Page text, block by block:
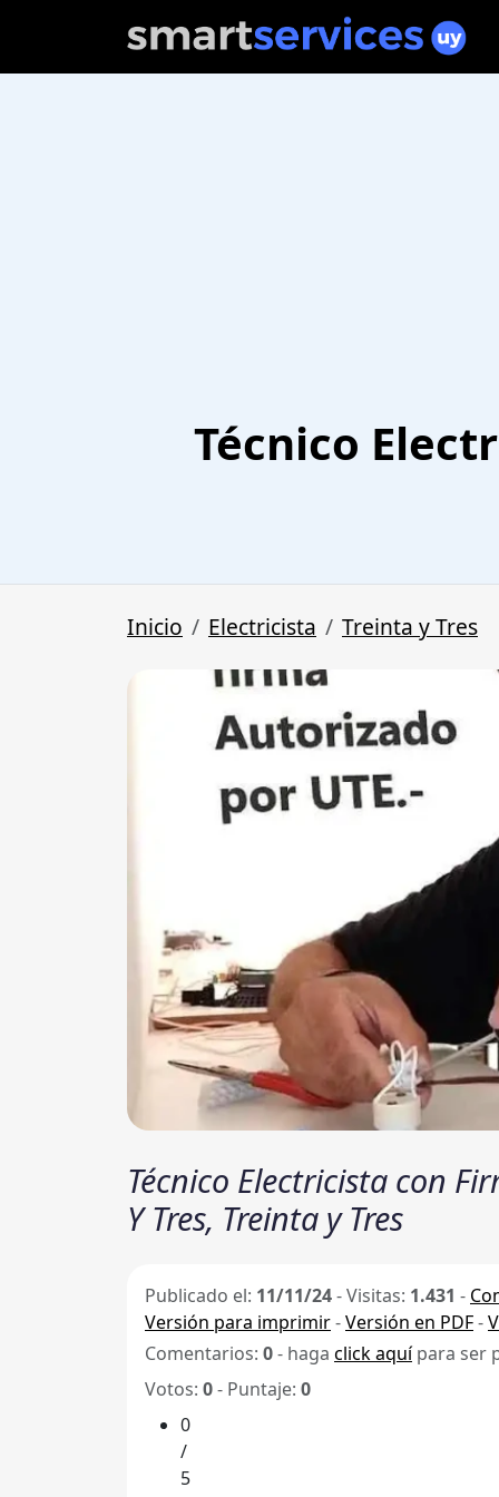
Técnico
Inicio Electricista Treinta y Tres
Técnico Electricista con
Y Tres, Treinta y Tres
Publicado el: 11/11/24-Visitas: 1.431 -
Versión para imprimir-Versión en PDF-
Comentarios: 0- haga click aquípara ser
Votos: 0- Puntaje: 0
0
/
5